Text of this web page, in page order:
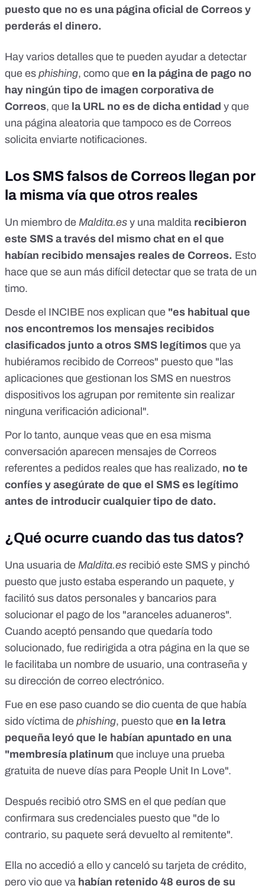
puesto que no es una página oficial de Correos y
perderás el dinero.
Hay varios detalles que te pueden ayudar a detectar
que es phishing, como que en la página de pago no
hay ningún tipo de imagen corporativa de
Correos, que la URL no es de dicha entidad y que
una página aleatoria que tampoco es de Correos
solicita enviarte notificaciones.
Los SMS falsos de Correos llegan por
la misma vía que otros reales
Un miembro de Maldita.es y una maldita recibieron
este SMS a través del mismo chat en el que
habían recibido mensajes reales de Correos. Esto
hace que se aun más difícil detectar que se trata de un
timo.
Desde el INCIBE nos explican que "es habitual que
nos encontremos los mensajes recibidos
clasificados junto a otros SMS legítimos que ya
hubiéramos recibido de Correos" puesto que "las
aplicaciones que gestionan los SMS en nuestros
dispositivos los agrupan por remitente sin realizar
ninguna verificación adicional".
Por lo tanto, aunque veas que en esa misma
conversación aparecen mensajes de Correos
referentes a pedidos reales que has realizado, no te
confíes y asegúrate de que el SMS es legítimo
antes de introducir cualquier tipo de dato.
¿Qué ocurre cuando das tus datos?
Una usuaria de Maldita.es recibió este SMS y pinchó
puesto que justo estaba esperando un paquete, y
facilitó sus datos personales y bancarios para
solucionar el pago de los "aranceles aduaneros".
Cuando aceptó pensando que quedaría todo
solucionado, fue redirigida a otra página en la que se
le facilitaba un nombre de usuario, una contraseña y
su dirección de correo electrónico.
Fue en ese paso cuando se dio cuenta de que había
sido víctima de phishing, puesto que en la letra
pequeña leyó que le habían apuntado en una
"membresía platinum que incluye una prueba
gratuita de nueve días para People Unit In Love".
Después recibió otro SMS en el que pedían que
confirmara sus credenciales puesto que "de lo
contrario, su paquete será devuelto al remitente".
Ella no accedió a ello y canceló su tarjeta de crédito,
pero vio que ya habían retenido 48 euros de su